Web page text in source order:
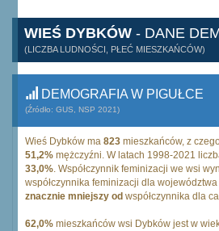
WIEŚ DYBKÓW - DANE
(LICZBA LUDNOŚCI, PŁEĆ MIESZKAŃCÓW)
DEMOGRAFIA W PIGUŁCE
(Źródło: GUS, NSP 2021)
Wieś Dybków ma 823 mieszkańców, z
51,2% mężczyźni. W latach 1998-2021
33,0%. Współczynnik feminizacji we wsi
współczynnika feminizacji dla
znacznie mniejszy od współczynnika dla
62,0% mieszkańców wsi Dybków jest w